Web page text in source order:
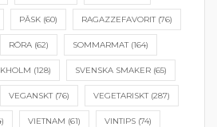
PÅSK(60) RAGAZZEFAVORIT(76)
RÖRA (62) SOMMARMAT(164)
(128) SVENSKA SMAKER(65)
VEGANSKT(76) VEGETARISKT(287)
VIETNAM (61) VINTIPS (74)